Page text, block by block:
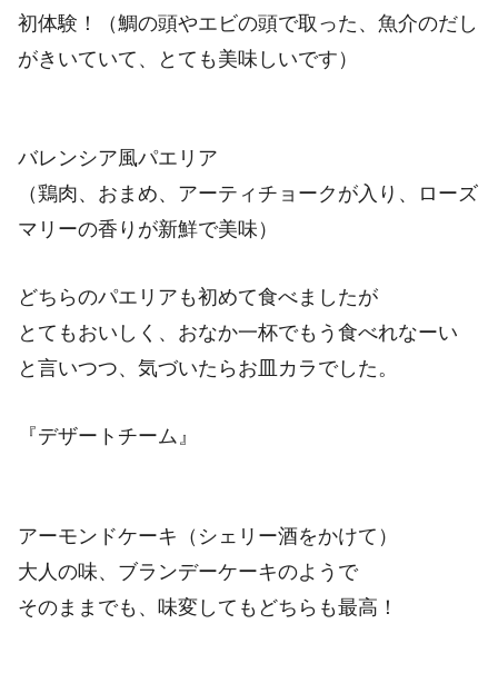
初体験！（鯛の頭やエビの頭で取った、魚介のだし
がきいていて、とても美味しいです）
バレンシア風パエリア
（鶏肉、おまめ、アーティチョークが入り、ローズ
マリーの香りが新鮮で美味）
どちらのパエリアも初めて食べましたが
とてもおいしく、おなか一杯でもう食べれなーい
と言いつつ、気づいたらお皿カラでした。
『デザートチーム』
アーモンドケーキ（シェリー酒をかけて）
大人の味、ブランデーケーキのようで
そのままでも、味変してもどちらも最高！